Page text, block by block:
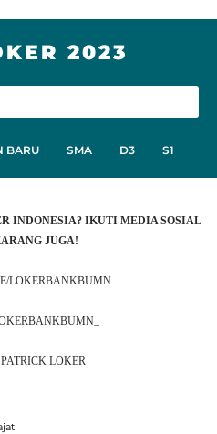
2023
BARU SMA D3 S1
INDONESIA? IKUTI MEDIA SOSIAL
JUGA!
LOKERBANKBUMN
LOKER